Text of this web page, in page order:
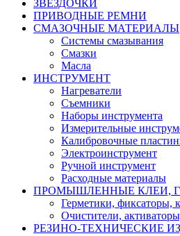
ЗВЕЗДОЧКИ
ПРИВОДНЫЕ РЕМНИ
СМАЗОЧНЫЕ МАТЕРИАЛЫ
Системы смазывания
Смазки
Масла
ИНСТРУМЕНТ
Нагреватели
Съемники
Наборы инструмента
Измерительные
Калибровочные
Электроинструмент
Ручной инструмент
Расходные материалы
ПРОМЫШЛЕННЫЕ КЛЕИ,
Герметики, фиксаторы,
Очистители,
РЕЗИНО-ТЕХНИЧЕСКИЕ